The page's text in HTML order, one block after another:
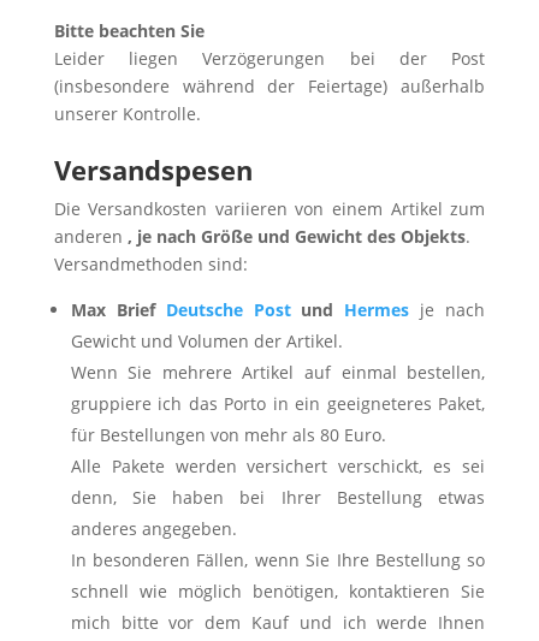
Bitte beachten Sie
Leider liegen Verzögerungen bei der Post
(insbesondere während der Feiertage) außerhalb
unserer Kontrolle.
Versandspesen
Die Versandkosten variieren von einem Artikel zum
anderen , je nach Größe und Gewicht des Objekts.
Versandmethoden sind:
Max Brief Deutsche Postund Hermes je nach
Gewicht und Volumen der Artikel.
Wenn Sie mehrere Artikel auf einmal bestellen,
gruppiere ich das Porto in ein geeigneteres Paket,
für Bestellungen von mehr als 80 Euro.
Alle Pakete werden versichert verschickt, es sei
denn, Sie haben bei Ihrer Bestellung etwas
anderes angegeben.
In besonderen Fällen, wenn Sie Ihre Bestellung so
schnell wie möglich benötigen, kontaktieren Sie
mich bitte vor dem Kauf und ich werde Ihnen